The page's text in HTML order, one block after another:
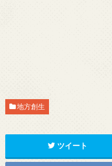
地方創生
ツイート